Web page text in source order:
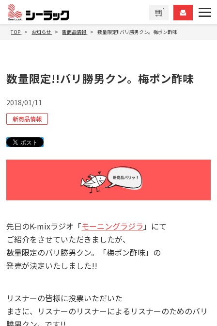
TOP お知らせ 新商品情報 数量限定!!バリ勝男クン。梅ポン酢味
数量限定!!バリ勝男クン。梅ポン酢味
2018/01/11
新商品情報
先日のK-mixラジオ「モーニングラジラ 」にて
ご紹介をさせていただきましたが、
数量限定のバリ勝男クン。「梅ポン酢味」の
発売が決定いたしました!!
リスナーの皆様に投票いただいた
まさに、リスナーのリスナーによるリスナーのためのバリ